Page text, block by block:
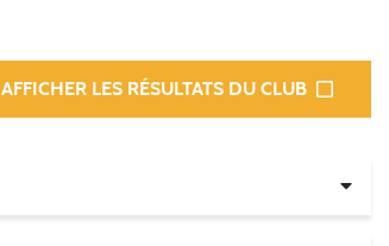
AFFICHER LES RÉSULTATS DU CLUB